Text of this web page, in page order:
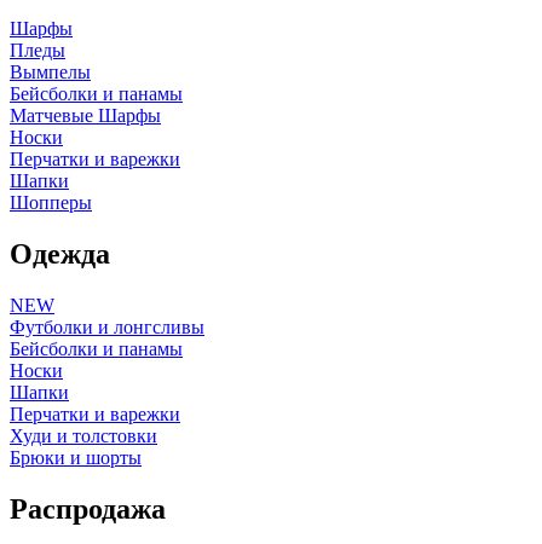
Шарфы
Пледы
Вымпелы
Бейсболки и панамы
Матчевые Шарфы
Носки
Перчатки и варежки
Шапки
Шопперы
Одежда
NEW
Футболки и лонгсливы
Бейсболки и панамы
Носки
Шапки
Перчатки и варежки
Худи и толстовки
Брюки и шорты
Распродажа